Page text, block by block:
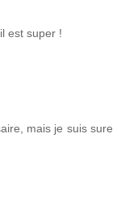
est super !
mais je suis sure